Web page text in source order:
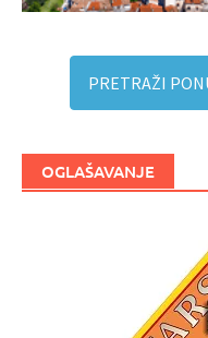
PRETRAŽI
OGLAŠAVANJE